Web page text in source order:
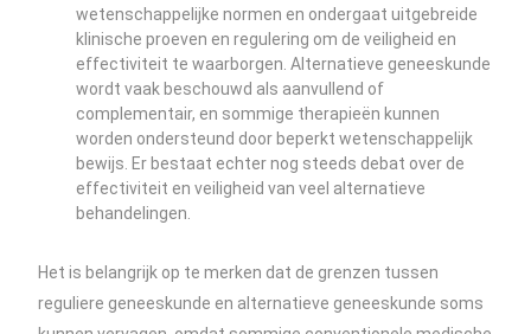
wetenschappelijke normen en ondergaat uitgebreide
klinische proeven en regulering om de veiligheid en
effectiviteit te waarborgen. Alternatieve geneeskunde
wordt vaak beschouwd als aanvullend of
complementair, en sommige therapieën kunnen
worden ondersteund door beperkt wetenschappelijk
bewijs. Er bestaat echter nog steeds debat over de
effectiviteit en veiligheid van veel alternatieve
behandelingen.
Het is belangrijk op te merken dat de grenzen tussen
reguliere geneeskunde en alternatieve geneeskunde soms